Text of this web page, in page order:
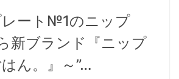
レート№1のニップ
新ブランド『ニップ
ん。』～”…